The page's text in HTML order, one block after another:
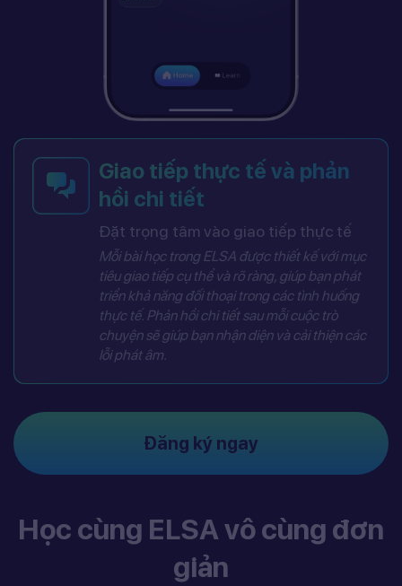
Giao tiếp thực tế và phản
hồi chi tiết
Đặt trọng tâm vào giao tiếp thực tế
Mỗi bài học trong ELSA được thiết kế với mục
tiêu giao tiếp cụ thể và rõ ràng, giúp bạn phát
triển khả năng đối thoại trong các tình huống
thực tế. Phản hồi chi tiết sau mỗi cuộc trò
chuyện sẽ giúp bạn nhận diện và cải thiện các
lỗi phát âm.
Đăng ký ngay
Học cùng ELSA vô cùng đơn
giản